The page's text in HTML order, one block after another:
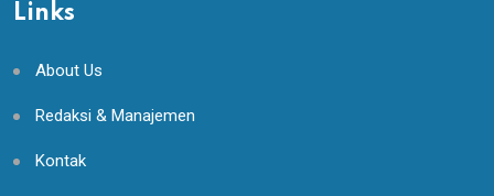
Links
About Us
Redaksi & Manajemen
Kontak